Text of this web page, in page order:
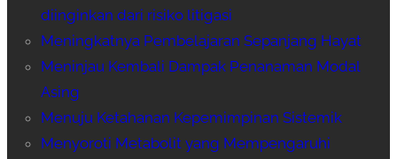
diinginkan dari risiko litigasi
Meningkatnya Pembelajaran Sepanjang Hayat
Meninjau Kembali Dampak Penanaman Modal
Asing
Menuju Ketahanan Kepemimpinan Sistemik
Menyoroti Metabolit yang Mempengaruhi